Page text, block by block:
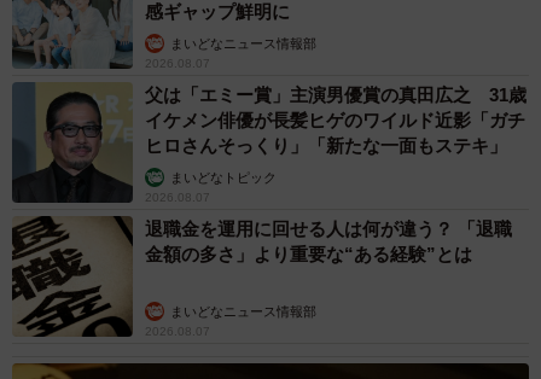
感ギャップ鮮明に
まいどなニュース情報部
2026.08.07
父は「エミー賞」主演男優賞の真田広之 31歳
イケメン俳優が長髪ヒゲのワイルド近影「ガチ
ヒロさんそっくり」「新たな一面もステキ」
まいどなトピック
2026.08.07
退職金を運用に回せる人は何が違う？ 「退職
金額の多さ」より重要な“ある経験”とは
まいどなニュース情報部
2026.08.07